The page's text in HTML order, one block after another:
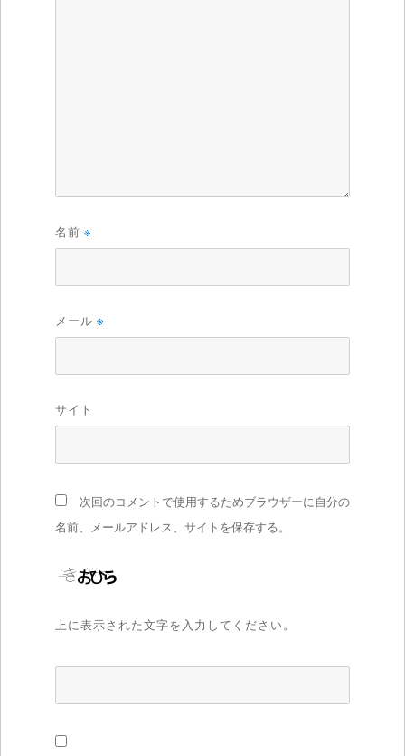
名前 ※
メール ※
サイト
次回のコメントで使用するためブラウザーに自分の
名前、メールアドレス、サイトを保存する。
上に表示された文字を入力してください。